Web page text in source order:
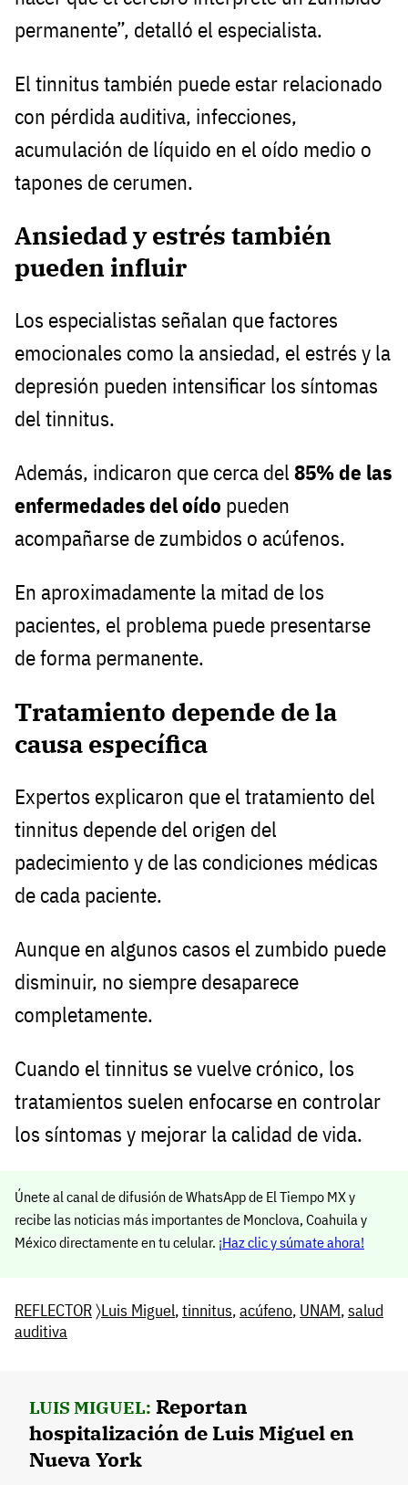
permanente”, detalló el especialista.
El tinnitus también puede estar relacionado
con pérdida auditiva, infecciones,
acumulación de líquido en el oído medio o
tapones de cerumen.
Ansiedad y estrés también
pueden influir
Los especialistas señalan que factores
emocionales como la ansiedad, el estrés y la
depresión pueden intensificar los síntomas
del tinnitus.
Además, indicaron que cerca del 85% de las
enfermedades del oído pueden
acompañarse de zumbidos o acúfenos.
En aproximadamente la mitad de los
pacientes, el problema puede presentarse
de forma permanente.
Tratamiento depende de la
causa específica
Expertos explicaron que el tratamiento del
tinnitus depende del origen del
padecimiento y de las condiciones médicas
de cada paciente.
Aunque en algunos casos el zumbido puede
disminuir, no siempre desaparece
completamente.
Cuando el tinnitus se vuelve crónico, los
tratamientos suelen enfocarse en controlar
los síntomas y mejorar la calidad de vida.
Únete al canal de difusión de WhatsApp de El Tiempo MX y
recibe las noticias más importantes de Monclova, Coahuila y
México directamente en tu celular. ¡Haz clic y súmate ahora!
REFLECTOR〉Luis Miguel,tinnitus,acúfeno, UNAM,salud
auditiva
LUIS MIGUEL: Reportan
hospitalización de Luis Miguel en
Nueva York